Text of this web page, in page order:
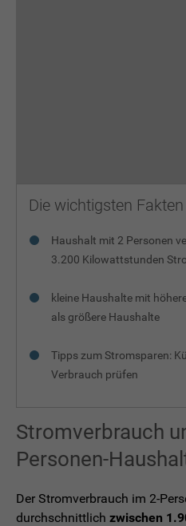
Die wichtigsten
Haushalt mit 2 Personen
3.200 Kilowattstunden
kleine Haushalte mit
als größere Haushalte
Tipps zum Stromsparen:
Verbrauch prüfen
Stromverbrauch
Personen-
Der Stromverbrauch im 2-
durchschnittlich zwischen